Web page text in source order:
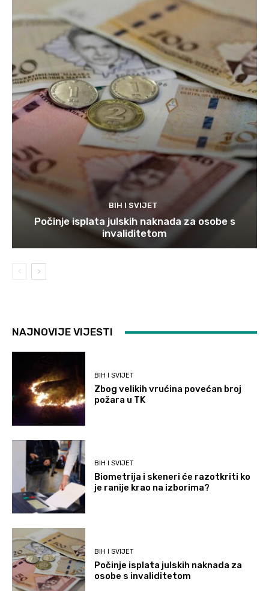
BIH I SVIJET
Počinje isplata julskih naknada za osobe s
invaliditetom
NAJNOVIJE VIJESTI
BIH I SVIJET
Zbog velikih vrućina povećan broj
požara u TK
BIH I SVIJET
Biometrija i skeneri će razotkriti ko
je ranije krao na izborima?
BIH I SVIJET
Počinje isplata julskih naknada za
osobe s invaliditetom